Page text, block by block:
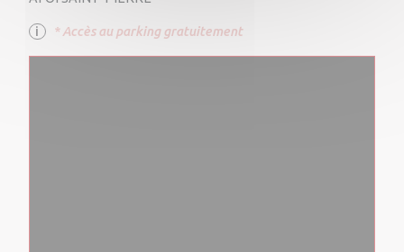
* Accès au parking gratuitement